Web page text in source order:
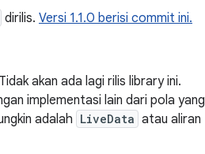
dirilis. Versi 1.1.0 berisi commit ini.
akan ada lagi rilis library ini.
implementasi lain dari pola yang
adalah LiveData atau aliran